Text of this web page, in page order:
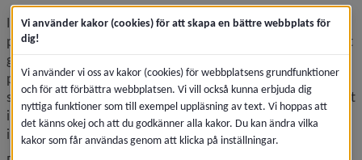
I Umeå kommun finns en kö med detaljplaner som väntar
på beslut. Kön hanteras genom en prioriteringsordning. Det
ger ger Umeå kommun en möjlighet att prioritera upp
projekt som bidrar till en hållbar tillväxt och
stadsutveckling, till exempel projekt som är av stort allmänt
intresse och projekt som underlättar eller skapar
incitament för en fortsatt utveckling i ett område.
Vi använder kakor (cookies) för att skapa en bättre webbplats för
dig!
Vi använder vi oss av kakor (cookies) för webbplatsens grundfunktioner
och för att förbättra webbplatsen. Vi vill också kunna erbjuda dig
nyttiga funktioner som till exempel uppläsning av text. Vi hoppas att
det känns okej och att du godkänner alla kakor. Du kan ändra vilka
kakor som får användas genom att klicka på inställningar.